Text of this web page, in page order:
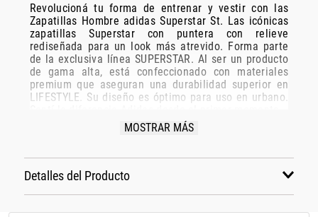
Revolucioná tu forma de entrenar y vestir con las
Zapatillas Hombre adidas Superstar St. Las icónicas
zapatillas Superstar con puntera con relieve
rediseñada para un look más atrevido. Forma parte
de la exclusiva línea SUPERSTAR. Al ser un producto
de gama alta, está confeccionado con materiales
premium que aseguran una durabilidad superior en
LIFESTYLE. Su diseño es óptimo para uso en urbano.
Especificaciones Técnicas:
Marca: ADIDAS
MOSTRAR MÁS
Detalles del Producto